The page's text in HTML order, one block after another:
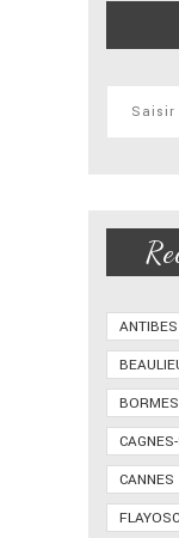
ANTIBES
CANNES
FLAYOSC